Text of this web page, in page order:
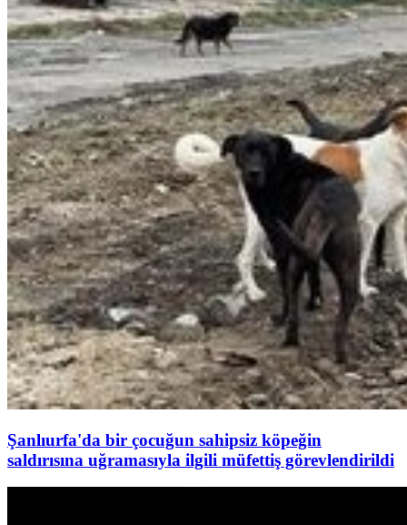
Şanlıurfa'da bir çocuğun sahipsiz köpeğin
saldırısına uğramasıyla ilgili müfettiş görevlendirildi